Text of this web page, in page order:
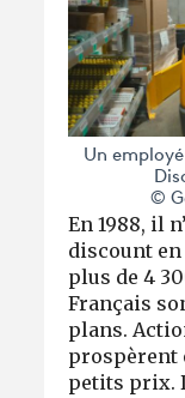
Un
©
En 1988, il
discount en
plus de 4
Français
plans.
prospèrent
petits prix.